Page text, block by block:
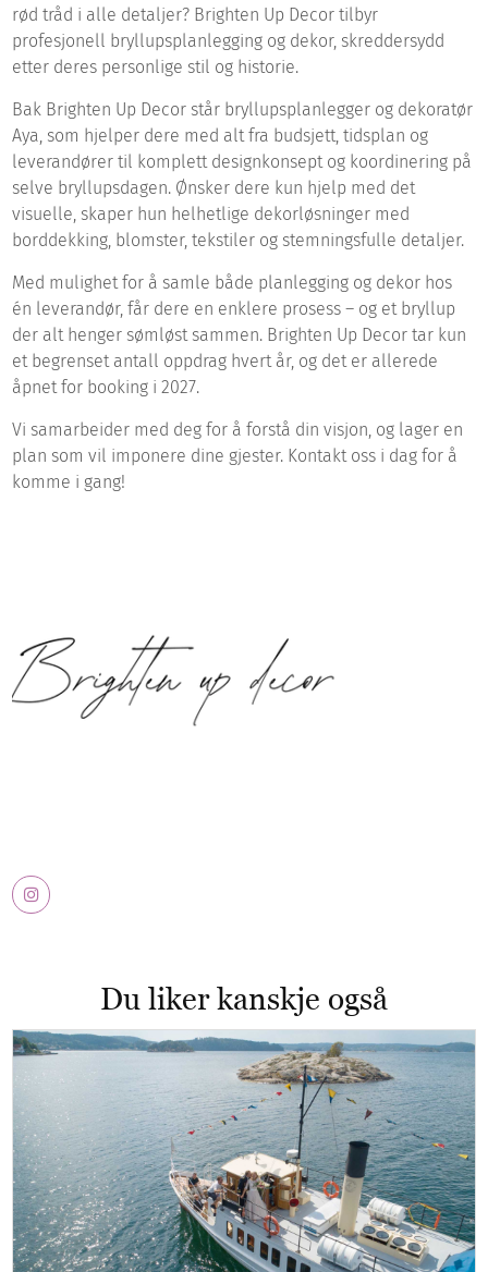
rød tråd i alle detaljer? Brighten Up Decor tilbyr
profesjonell bryllupsplanlegging og dekor, skreddersydd
etter deres personlige stil og historie.
Bak Brighten Up Decor står bryllupsplanlegger og dekoratør
Aya, som hjelper dere med alt fra budsjett, tidsplan og
leverandører til komplett designkonsept og koordinering på
selve bryllupsdagen. Ønsker dere kun hjelp med det
visuelle, skaper hun helhetlige dekorløsninger med
borddekking, blomster, tekstiler og stemningsfulle detaljer.
Med mulighet for å samle både planlegging og dekor hos
én leverandør, får dere en enklere prosess – og et bryllup
der alt henger sømløst sammen. Brighten Up Decor tar kun
et begrenset antall oppdrag hvert år, og det er allerede
åpnet for booking i 2027.
Vi samarbeider med deg for å forstå din visjon, og lager en
plan som vil imponere dine gjester. Kontakt oss i dag for å
komme i gang!
Du liker kanskje også